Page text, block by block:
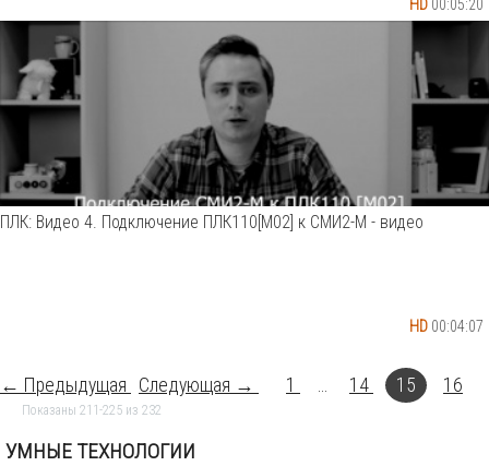
HD 00:05:20
HD 00:04:07
ПЛК: Видео 4. Подключение ПЛК110[М02] к СМИ2-М - видео
← Предыдущая Следующая → 1 ... 14 15 16
Показаны 211-225 из 232
УМНЫЕ ТЕХНОЛОГИИ